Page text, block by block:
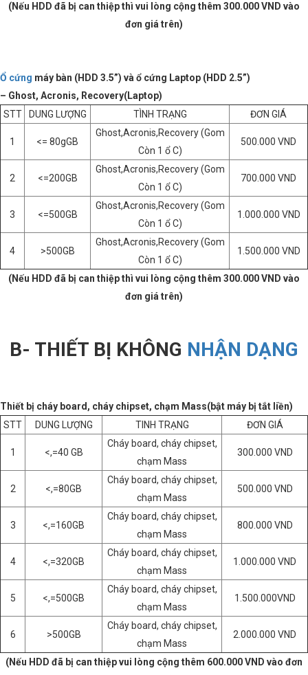
(Nếu HDD đã bị can thiệp thì vui lòng cộng thêm 300.000 VND vào
đơn giá trên)
Ổ cứng máy bàn (HDD 3.5”) và ổ cứng Laptop (HDD 2.5”)
– Ghost, Acronis, Recovery(Laptop)
STT
DUNG LƯỢNG TÌNH TRẠNG ĐƠN GIÁ
1 <= 80gGB
Ghost,Acronis,Recovery (Gom
Còn 1 ổ C)
500.000 VND
2 <=200GB
Ghost,Acronis,Recovery (Gom
Còn 1 ổ C)
700.000 VND
3 <=500GB
Ghost,Acronis,Recovery (Gom
Còn 1 ổ C)
1.000.000 VND
4 >500GB
Ghost,Acronis,Recovery (Gom
Còn 1 ổ C)
1.500.000 VND
(Nếu HDD đã bị can thiệp thì vui lòng cộng thêm 300.000 VND vào
đơn giá trên)
B- THIẾT BỊ KHÔNG NHẬN DẠNG
Thiết bị cháy board, cháy chipset, chạm Mass(bật máy bị tắt liền)
STT
DUNG LƯỢNG TINH TRẠNG ĐƠN GIÁ
1 <,=40 GB
Cháy board, cháy chipset,
chạm Mass
300.000 VND
2 <,=80GB
Cháy board, cháy chipset,
chạm Mass
500.000 VND
3 <,=160GB
Cháy board, cháy chipset,
chạm Mass
800.000 VND
4 <,=320GB
Cháy board, cháy chipset,
chạm Mass
1.000.000 VND
5 <,=500GB
Cháy board, cháy chipset,
chạm Mass
1.500.000VND
6 >500GB
Cháy board, cháy chipset,
chạm Mass
2.000.000 VND
(Nếu HDD đã bị can thiệp vui lòng cộng thêm 600.000 VND vào đơn